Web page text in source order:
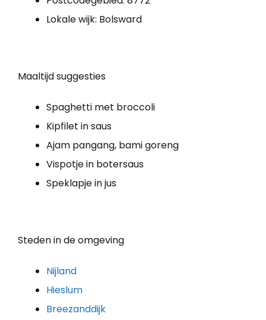
Lokale wijk: Bolsward
Maaltijd suggesties
Spaghetti met broccoli
Kipfilet in saus
Ajam pangang, bami goreng
Vispotje in botersaus
Speklapje in jus
Steden in de omgeving
Nijland
Hieslum
Breezanddijk